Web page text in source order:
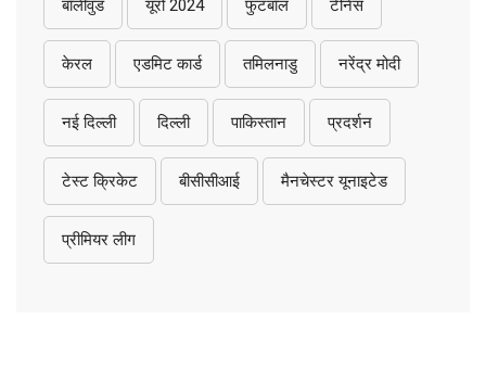
बॉलीवुड यूरो 2024 फुटबॉल टेनिस
केरल एडमिट कार्ड तमिलनाडु नरेंद्र मोदी
नई दिल्ली दिल्ली पाकिस्तान प्रदर्शन
टेस्ट क्रिकेट बीसीसीआई मैनचेस्टर यूनाइटेड
प्रीमियर लीग